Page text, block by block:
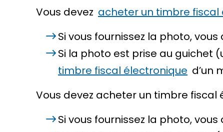
Vous devez acheter un timbre fiscal
Si vous fournissez la photo, vous
Si la photo est prise au guichet
timbre fiscal électronique d’un
Vous devez acheter un timbre fiscal
Si vous fournissez la photo, vous